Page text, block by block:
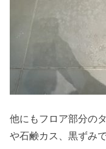
他にもフロア部分の
や石鹸カス、黒ずみ